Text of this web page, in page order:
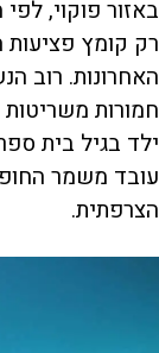
באזור פוקוי,
רק קומץ
האחרונות. רוב
חמורות
עובד משמר
הצרפתית.